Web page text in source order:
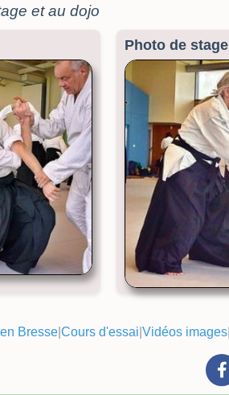
et au dojo
Photo de stage
Bresse Cours d'essai Vidéos images